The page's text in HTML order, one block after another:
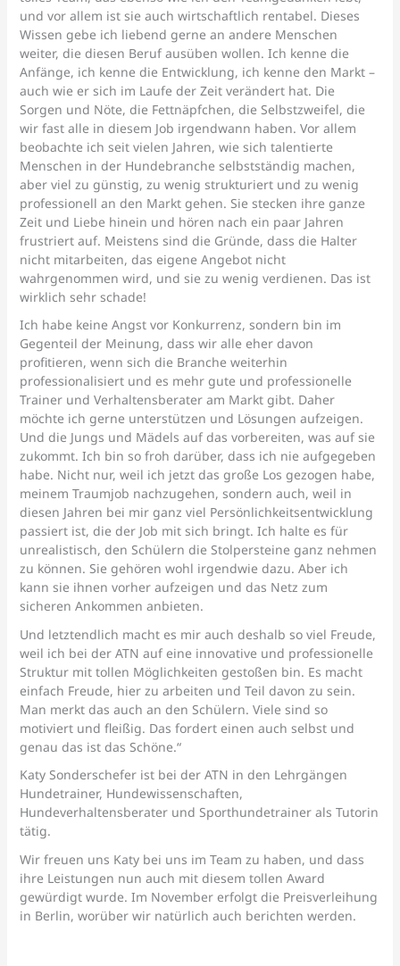
und vor allem ist sie auch wirtschaftlich rentabel. Dieses
Wissen gebe ich liebend gerne an andere Menschen
weiter, die diesen Beruf ausüben wollen. Ich kenne die
Anfänge, ich kenne die Entwicklung, ich kenne den Markt –
auch wie er sich im Laufe der Zeit verändert hat. Die
Sorgen und Nöte, die Fettnäpfchen, die Selbstzweifel, die
wir fast alle in diesem Job irgendwann haben. Vor allem
beobachte ich seit vielen Jahren, wie sich talentierte
Menschen in der Hundebranche selbstständig machen,
aber viel zu günstig, zu wenig strukturiert und zu wenig
professionell an den Markt gehen. Sie stecken ihre ganze
Zeit und Liebe hinein und hören nach ein paar Jahren
frustriert auf. Meistens sind die Gründe, dass die Halter
nicht mitarbeiten, das eigene Angebot nicht
wahrgenommen wird, und sie zu wenig verdienen. Das ist
wirklich sehr schade!
Ich habe keine Angst vor Konkurrenz, sondern bin im
Gegenteil der Meinung, dass wir alle eher davon
profitieren, wenn sich die Branche weiterhin
professionalisiert und es mehr gute und professionelle
Trainer und Verhaltensberater am Markt gibt. Daher
möchte ich gerne unterstützen und Lösungen aufzeigen.
Und die Jungs und Mädels auf das vorbereiten, was auf sie
zukommt. Ich bin so froh darüber, dass ich nie aufgegeben
habe. Nicht nur, weil ich jetzt das große Los gezogen habe,
meinem Traumjob nachzugehen, sondern auch, weil in
diesen Jahren bei mir ganz viel Persönlichkeitsentwicklung
passiert ist, die der Job mit sich bringt. Ich halte es für
unrealistisch, den Schülern die Stolpersteine ganz nehmen
zu können. Sie gehören wohl irgendwie dazu. Aber ich
kann sie ihnen vorher aufzeigen und das Netz zum
sicheren Ankommen anbieten.
Und letztendlich macht es mir auch deshalb so viel Freude,
weil ich bei der ATN auf eine innovative und professionelle
Struktur mit tollen Möglichkeiten gestoßen bin. Es macht
einfach Freude, hier zu arbeiten und Teil davon zu sein.
Man merkt das auch an den Schülern. Viele sind so
motiviert und fleißig. Das fordert einen auch selbst und
genau das ist das Schöne.“
Katy Sonderschefer ist bei der ATN in den Lehrgängen
Hundetrainer, Hundewissenschaften,
Hundeverhaltensberater und Sporthundetrainer als Tutorin
tätig.
Wir freuen uns Katy bei uns im Team zu haben, und dass
ihre Leistungen nun auch mit diesem tollen Award
gewürdigt wurde. Im November erfolgt die Preisverleihung
in Berlin, worüber wir natürlich auch berichten werden.